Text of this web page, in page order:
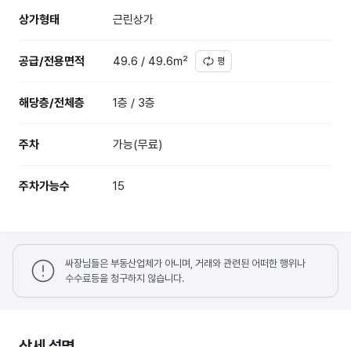
상가형태 근린상가
공급/전용면적 49.6 / 49.6㎡ 평
해당층/전체층 1층 / 3층
주차 가능(무료)
주차가능수 15
싸장님들은 부동산업체가 아니며, 거래와 관련된 어떠한 행위나
수수료등을 청구하지 않습니다.